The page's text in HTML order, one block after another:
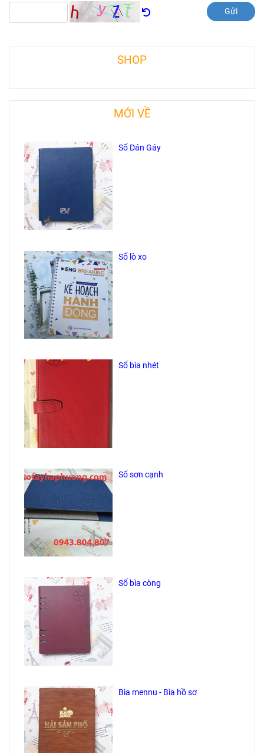
Gửi
SHOP
MỚI VỀ
Sổ Dán Gáy
Sổ lò xo
Sổ bìa nhét
Sổ sơn cạnh
Sổ bìa còng
Bìa mennu - Bìa hồ sơ